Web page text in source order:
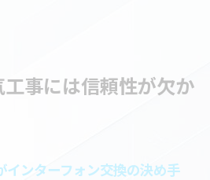
事には信頼性が欠か
インターフォン交換の決め手